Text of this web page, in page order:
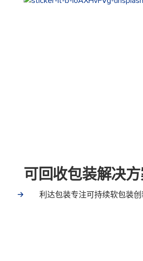
可回收包装解决
利达包装专注可持续软包装创